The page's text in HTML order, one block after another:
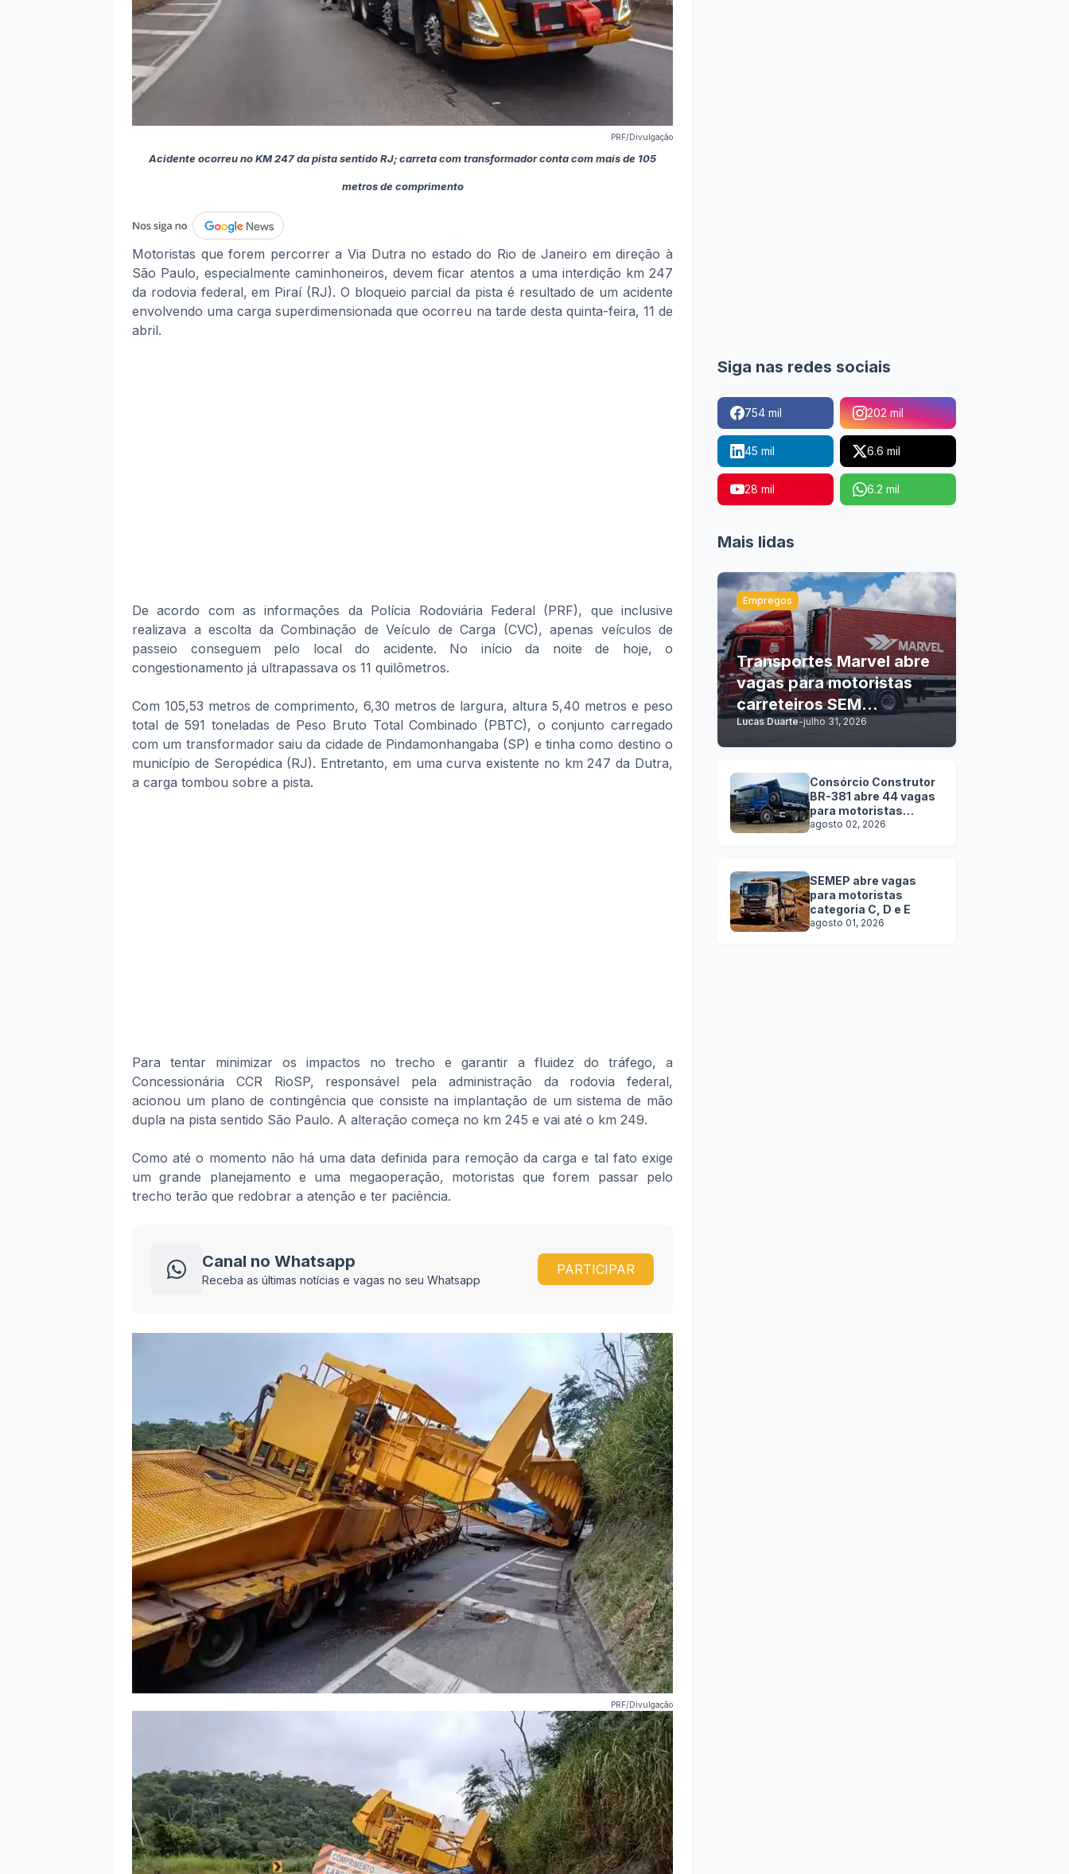
PRF/Divulgação
Acidente ocorreu no KM 247 da pista sentido RJ; carreta com transformador conta com mais de 105
metros de comprimento
Motoristas que forem percorrer a Via Dutra no estado do Rio de Janeiro em direção à
São Paulo, especialmente caminhoneiros, devem ficar atentos a uma interdição km 247
da rodovia federal, em Piraí (RJ). O bloqueio parcial da pista é resultado de um acidente
envolvendo uma carga superdimensionada que ocorreu na tarde desta quinta-feira, 11 de
abril.
De acordo com as informações da Polícia Rodoviária Federal (PRF), que inclusive
realizava a escolta da Combinação de Veículo de Carga (CVC), apenas veículos de
passeio conseguem pelo local do acidente. No início da noite de hoje, o
congestionamento já ultrapassava os 11 quilômetros.
Com 105,53 metros de comprimento, 6,30 metros de largura, altura 5,40 metros e peso
total de 591 toneladas de Peso Bruto Total Combinado (PBTC), o conjunto carregado
com um transformador saiu da cidade de Pindamonhangaba (SP) e tinha como destino o
município de Seropédica (RJ). Entretanto, em uma curva existente no km 247 da Dutra,
a carga tombou sobre a pista.
Para tentar minimizar os impactos no trecho e garantir a fluidez do tráfego, a
Concessionária CCR RioSP, responsável pela administração da rodovia federal,
acionou um plano de contingência que consiste na implantação de um sistema de mão
dupla na pista sentido São Paulo. A alteração começa no km 245 e vai até o km 249.
Como até o momento não há uma data definida para remoção da carga e tal fato exige
um grande planejamento e uma megaoperação, motoristas que forem passar pelo
trecho terão que redobrar a atenção e ter paciência.
Canal no Whatsapp
Receba as últimas notícias e vagas no seu Whatsapp
PARTICIPAR
PRF/Divulgação
Siga nas redes sociais
754 mil 202 mil
45 mil 6.6 mil
28 mil 6.2 mil
Mais lidas
Empregos
Transportes Marvel abre
vagas para motoristas
carreteiros SEM
EXPERIÊNCIA
Lucas Duarte-julho 31, 2026
Consórcio Construtor
BR-381 abre 44 vagas
para motoristas
categoria C, D e E
agosto 02, 2026
SEMEP abre vagas
para motoristas
categoria C, D e E
agosto 01, 2026